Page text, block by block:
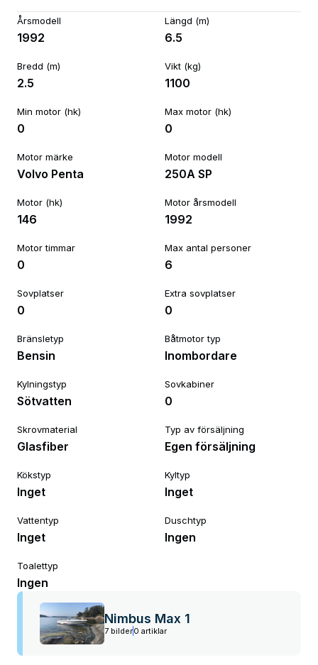
Årsmodell
1992
Längd (m)
6.5
Bredd (m)
2.5
Vikt (kg)
1100
Min motor (hk)
0
Max motor (hk)
0
Motor märke
Volvo Penta
Motor modell
250A SP
Motor (hk)
146
Motor årsmodell
1992
Motor timmar
0
Max antal personer
6
Sovplatser
0
Extra sovplatser
0
Bränsletyp
Bensin
Båtmotor typ
Inombordare
Kylningstyp
Sötvatten
Sovkabiner
0
Skrovmaterial
Glasfiber
Typ av försäljning
Egen försäljning
Kökstyp
Inget
Kyltyp
Inget
Vattentyp
Inget
Duschtyp
Ingen
Toalettyp
Ingen
Nimbus Max 1
7 bilder0 artiklar